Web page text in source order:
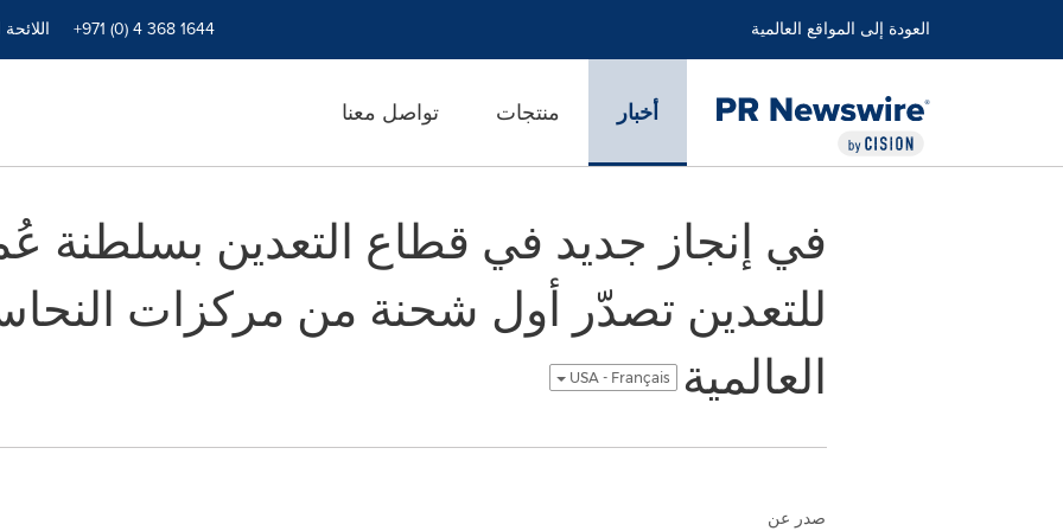
العودة إلى المواقع العالمية +971 (0) 4 368 1644
أخبار منتجات تواصل معنا
في إنجاز جديد في قطاع التعدين بسلطنة
للتعدين تصدّر أول شحنة من مركزات
العالمية
USA - Français
صدر عن